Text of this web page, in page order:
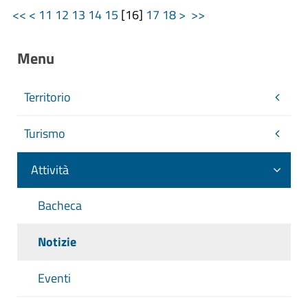
<< < 11 12 13 14 15 [16] 17 18> >>
Menu
Territorio
Turismo
Attività
Bacheca
Notizie
Eventi